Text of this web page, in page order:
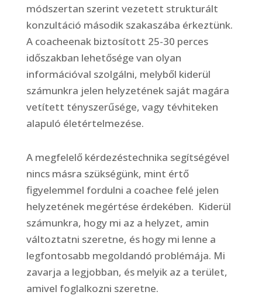
módszertan szerint vezetett strukturált
konzultáció második szakaszába érkeztünk.
A coacheenak biztosított 25-30 perces
időszakban lehetősége van olyan
információval szolgálni, melyből kiderül
számunkra jelen helyzetének saját magára
vetített tényszerűsége, vagy tévhiteken
alapuló életértelmezése.
A megfelelő kérdezéstechnika segítségével
nincs másra szükségünk, mint értő
figyelemmel fordulni a coachee felé jelen
helyzetének megértése érdekében. Kiderül
számunkra, hogy mi az a helyzet, amin
változtatni szeretne, és hogy mi lenne a
legfontosabb megoldandó problémája. Mi
zavarja a legjobban, és melyik az a terület,
amivel foglalkozni szeretne.